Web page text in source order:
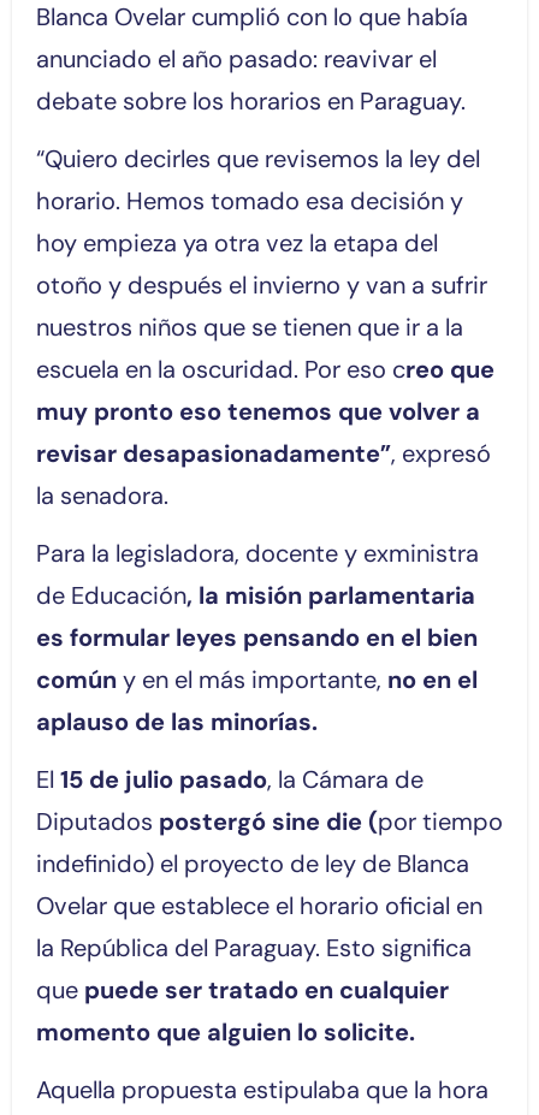
Blanca Ovelar cumplió con lo que había
anunciado el año pasado: reavivar el
debate sobre los horarios en Paraguay.
“Quiero decirles que revisemos la ley del
horario. Hemos tomado esa decisión y
hoy empieza ya otra vez la etapa del
otoño y después el invierno y van a sufrir
nuestros niños que se tienen que ir a la
escuela en la oscuridad. Por eso creo que
muy pronto eso tenemos que volver a
revisar desapasionadamente”, expresó
la senadora.
Para la legisladora, docente y exministra
de Educación, la misión parlamentaria
es formular leyes pensando en el bien
comúny en el más importante, no en el
aplauso de las minorías.
El 15 de julio pasado, la Cámara de
Diputados postergó sine die (por tiempo
indefinido) el proyecto de ley de Blanca
Ovelar que establece el horario oficial en
la República del Paraguay. Esto significa
que puede ser tratado en cualquier
momento que alguien lo solicite.
Aquella propuesta estipulaba que la hora